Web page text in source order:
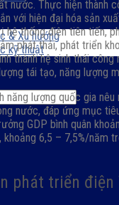
& Xu hướng
kỹ thuật
nước. Thực hiện thành
với hiện đại hóa sản
hệ thống điện tiên tiến,
phát thải, phát triển
thành hệ sinh thái
tái tạo, năng lượng
năng lượng quốc gia
nước, đáp ứng mục
GDP bình quân
6,5 – 7,5%/năm
phát triển điện